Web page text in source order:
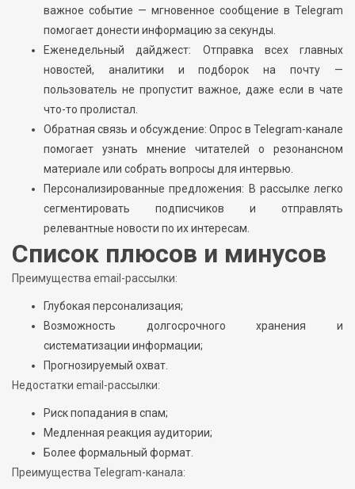
важное событие — мгновенное сообщение в Telegram
помогает донести информацию за секунды.
Еженедельный дайджест: Отправка всех главных
новостей, аналитики и подборок на почту —
пользователь не пропустит важное, даже если в чате
что-то пролистал.
Обратная связь и обсуждение: Опрос в Telegram-канале
помогает узнать мнение читателей о резонансном
материале или собрать вопросы для интервью.
Персонализированные предложения: В рассылке легко
сегментировать подписчиков и отправлять
релевантные новости по их интересам.
Список плюсов и минусов
Преимущества email-рассылки:
Глубокая персонализация;
Возможность долгосрочного хранения и
систематизации информации;
Прогнозируемый охват.
Недостатки email-рассылки:
Риск попадания в спам;
Медленная реакция аудитории;
Более формальный формат.
Преимущества Telegram-канала: